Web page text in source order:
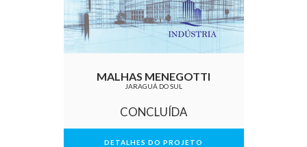
MALHAS MENEGOTTI
JARAGUÁ DO SUL
CONCLUÍDA
DETALHES DO PROJETO